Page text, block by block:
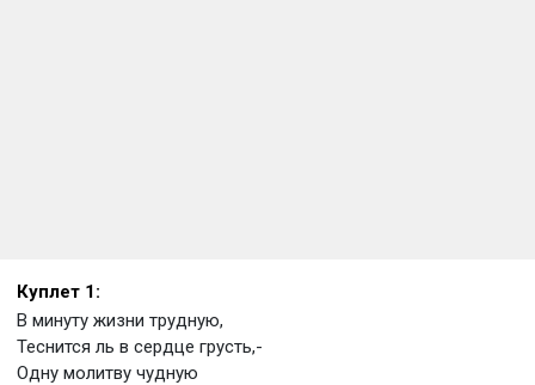
Куплет 1:
В минуту жизни трудную,
Теснится ль в сердце грусть,-
Одну молитву чудную